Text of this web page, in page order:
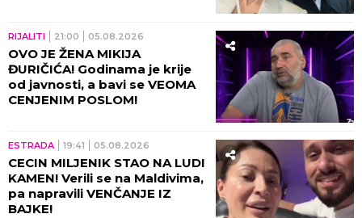
RIJALITI 21:00 05.08.2026
OVO JE ŽENA MIKIJA
ĐURIČIĆA! Godinama je krije
od javnosti, a bavi se VEOMA
CENJENIM POSLOM!
ESTRADA 19:41 05.08.2026
CECIN MILJENIK STAO NA LUDI
KAMEN! Verili se na Maldivima,
pa napravili VENČANJE IZ
BAJKE!